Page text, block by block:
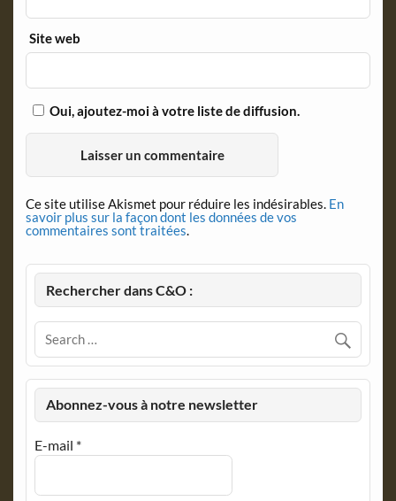
Site web
Oui, ajoutez-moi à votre liste de diffusion.
Ce site utilise Akismet pour réduire les indésirables. En
savoir plus sur la façon dont les données de vos
commentaires sont traitées.
Rechercher dans C&O :
Abonnez-vous à notre newsletter
E-mail *